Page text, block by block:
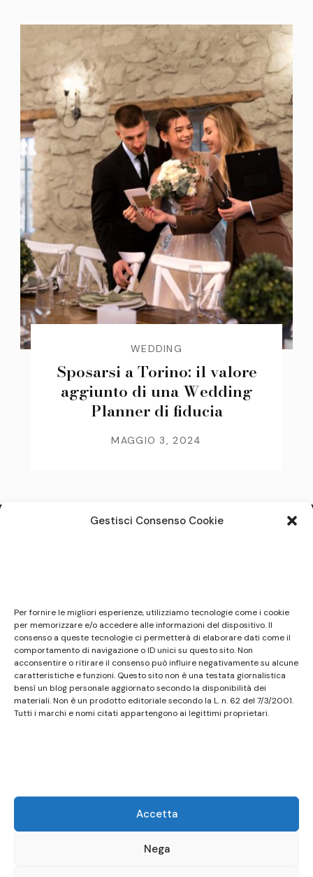
Gestisci Consenso Cookie
Per fornire le migliori esperienze, utilizziamo tecnologie come i cookie
per memorizzare e/o accedere alle informazioni del dispositivo. Il
consenso a queste tecnologie ci permetterà di elaborare dati come il
comportamento di navigazione o ID unici su questo sito. Non
acconsentire o ritirare il consenso può influire negativamente su alcune
caratteristiche e funzioni. Questo sito non è una testata giornalistica
bensì un blog personale aggiornato secondo la disponibilità dei
materiali. Non è un prodotto editoriale secondo la L. n. 62 del 7/3/2001.
Tutti i marchi e nomi citati appartengono ai legittimi proprietari.
Accetta
Nega
WEDDING
Sposarsi a Torino: il valore
aggiunto di una Wedding
Planner di fiducia
MAGGIO 3, 2024
non ha carattere periodico essendo aggiornato
secondo la disponibilità e la reperibilità dei materiali.
Pertanto non può essere considerato in alcun modo
un prodotto editoriale ai sensi della L. n. 62 del
7/3/2001. Tutti i marchi riportati appartengono ai
legittimi proprietari; marchi di terzi, nomi di prodotti,
Maggiori dettagli alla pagina: